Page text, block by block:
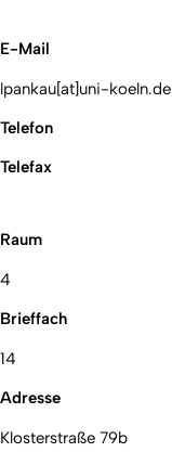
E-Mail
lpankau[at]uni-koeln.de
Telefon
Telefax
Raum
4
Brieffach
14
Adresse
Klosterstraße 79b